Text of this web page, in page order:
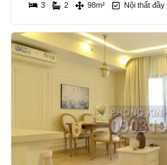
3 2 98m² Nội thất đầy